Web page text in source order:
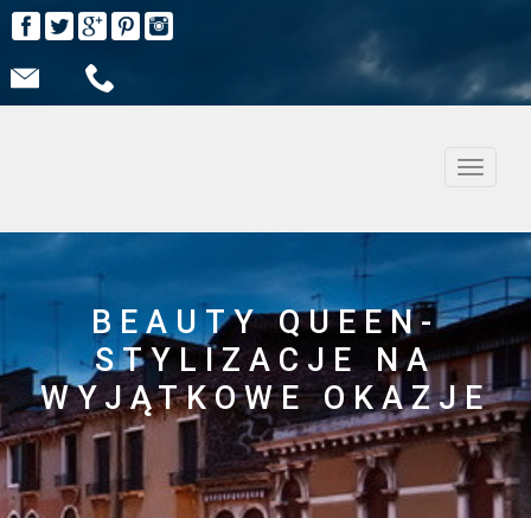
BEAUTY QUEEN-
STYLIZACJE NA
WYJĄTKOWE OKAZJE